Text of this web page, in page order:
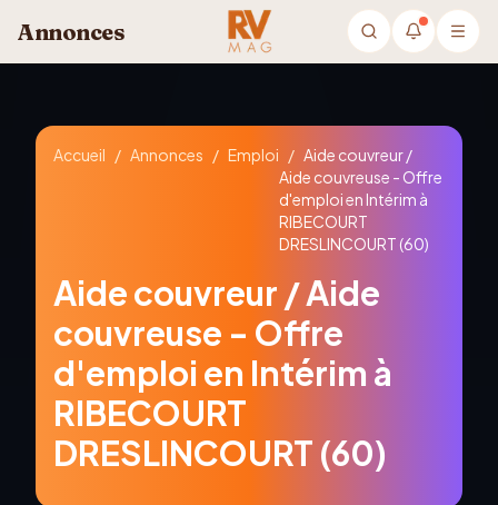
Annonces
Accueil / Annonces / Emploi / Aide couvreur /
Aide couvreuse - Offre
d'emploi en Intérim à
RIBECOURT
DRESLINCOURT (60)
Aide couvreur / Aide
couvreuse - Offre
d'emploi en Intérim à
RIBECOURT
DRESLINCOURT (60)